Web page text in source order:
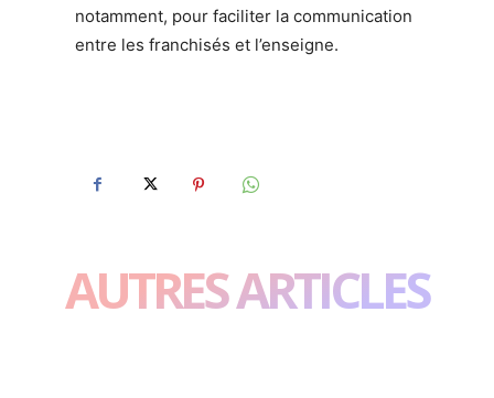
notamment, pour faciliter la communication
entre les franchisés et l’enseigne.
AUTRES ARTICLES